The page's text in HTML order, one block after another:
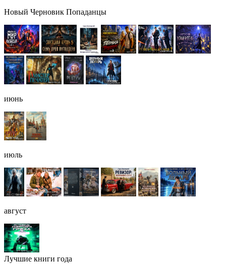
Новый Черновик Попаданцы
июнь
июль
август
Лучшие книги года